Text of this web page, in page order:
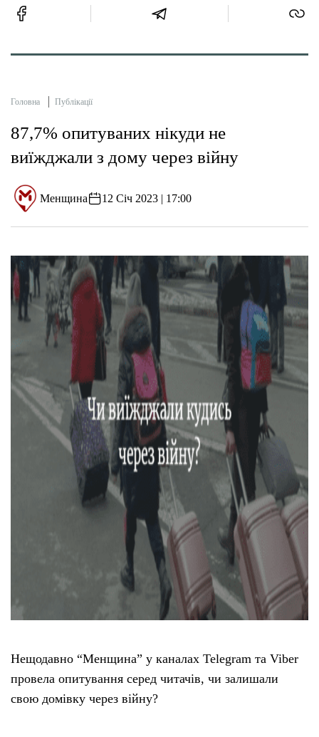
Головна Публікації
87,7% опитуваних нікуди не
виїжджали з дому через війну
Менщина 12 Січ 2023 | 17:00
Нещодавно “Менщина” у каналах Telegram та Viber
провела опитування серед читачів, чи залишали
свою домівку через війну?